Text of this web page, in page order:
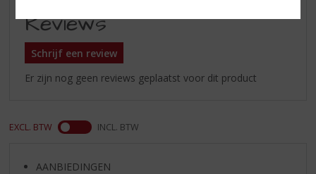
Reviews
Schrijf een review
Er zijn nog geen reviews geplaatst voor dit product
EXCL. BTW INCL. BTW
AANBIEDINGEN